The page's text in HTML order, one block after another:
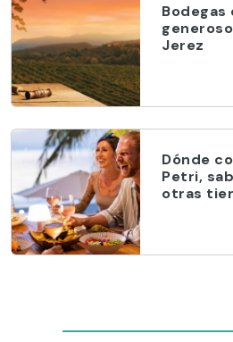
Bodegas
Jerez
Dónde
Petri,
otras